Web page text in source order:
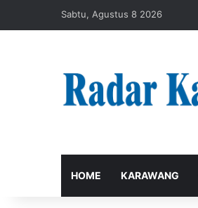
Sabtu, Agustus 8 2026
HOME KARAWANG